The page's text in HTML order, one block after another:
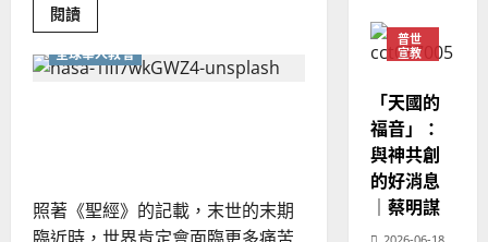
閱讀Read
more
天
災
機
｜
全球華人教會
照著《聖經》的記載，末世的末期
普世
宣教
「天國的
福音」：
與神共創
的好消息
｜蔡明謀